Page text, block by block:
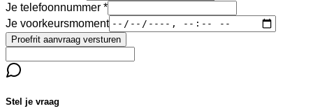
Je telefoonnummer
Je voorkeursmoment
Proefrit aanvraag versturen
Stel je vraag